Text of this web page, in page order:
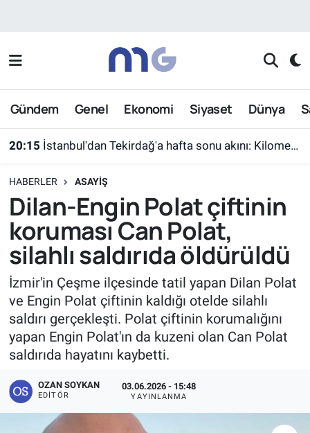
Gündem Genel Ekonomi Siyaset Dünya
20:15 İstanbul'dan Tekirdağ'a hafta sonu akını: Kilometrelerce araç kuyruğu
HABERLER ASAYIŞ
Dilan-Engin Polat çiftinin
koruması Can Polat,
silahlı saldırıda öldürüldü
İzmir'in Çeşme ilçesinde tatil yapan Dilan Polat
ve Engin Polat çiftinin kaldığı otelde silahlı
saldırı gerçekleşti. Polat çiftinin korumalığını
yapan Engin Polat'ın da kuzeni olan Can Polat
saldırıda hayatını kaybetti.
OZAN SOYKAN
EDITÖR
03.06.2026 - 15:48
YAYINLANMA
Nöbetçi Eczaneler
Hava Durumu
Süper Lig Puan Durumu ve Fikstür
Tüm Manşetler
Son Dakika Haberleri
Haber Arşivi